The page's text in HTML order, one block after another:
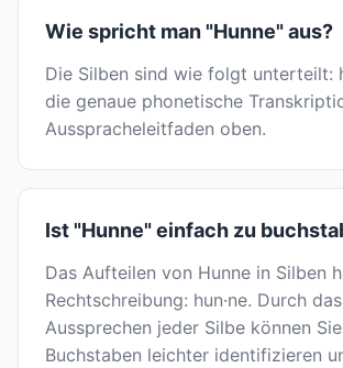
Wie spricht man "Hunne" aus?
Die Silben sind wie folgt unterteilt:
die genaue phonetische
Ausspracheleitfaden oben.
Ist "Hunne" einfach zu
Das Aufteilen von Hunne in Silben
Rechtschreibung: hun·ne. Durch
Aussprechen jeder Silbe können
Buchstaben leichter identifizieren